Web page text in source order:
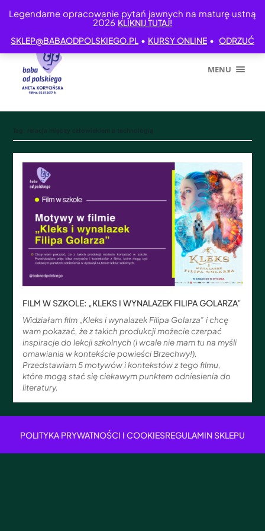
Legendarne opracowanie pytań jawnych na maturę ustną
2026 KLIKNIJ TUTAJ!
SKLEP@BABAODPOLSKIEGO.PL • KURSY ONLINE • ODRZUĆ
MENU
FILM W SZKOLE: „KLEKS I WYNALAZEK FILIPA GOLARZA”
Widziałam film „Kleks i wynalazek Filipa Golarza” i chcę
wam pokazać, że z takich produkcji możecie czerpać
inspiracje do lekcji szkolnych (i wcale nie mam tu na myśli
omawiania w kontekście powieści Brzechwy!).
Przedstawiam 5 motywów i kontekstów z tego filmu,
które mogą stać się ciekawym punktem odniesienia do
literatury.
POLITYKA PRYWATNOŚCI I COOKIESREGULAMIN SKLEPU